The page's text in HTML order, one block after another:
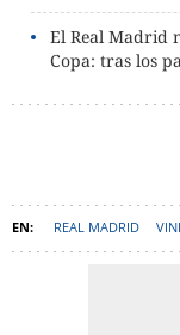
El Real Madrid
Copa: tras los
REAL MADRID